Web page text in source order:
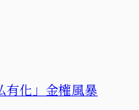
有化」金權風暴